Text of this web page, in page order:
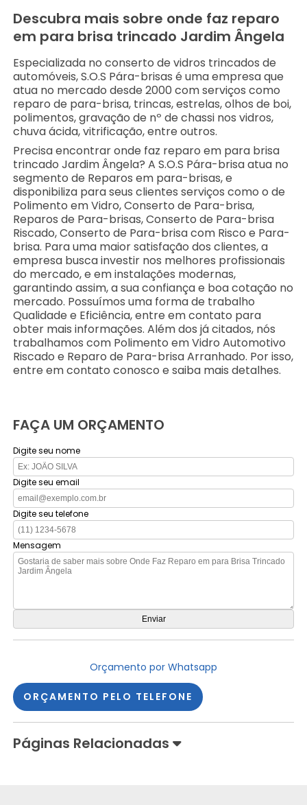
Descubra mais sobre onde faz reparo
em para brisa trincado Jardim Ângela
Especializada no conserto de vidros trincados de
automóveis, S.O.S Pára-brisas é uma empresa que
atua no mercado desde 2000 com serviços como
reparo de para-brisa, trincas, estrelas, olhos de boi,
polimentos, gravação de nº de chassi nos vidros,
chuva ácida, vitrificação, entre outros.
Precisa encontrar onde faz reparo em para brisa
trincado Jardim Ângela? A S.O.S Pára-brisa atua no
segmento de Reparos em para-brisas, e
disponibiliza para seus clientes serviços como o de
Polimento em Vidro, Conserto de Para-brisa,
Reparos de Para-brisas, Conserto de Para-brisa
Riscado, Conserto de Para-brisa com Risco e Para-
brisa. Para uma maior satisfação dos clientes, a
empresa busca investir nos melhores profissionais
do mercado, e em instalações modernas,
garantindo assim, a sua confiança e boa cotação no
mercado. Possuímos uma forma de trabalho
Qualidade e Eficiência, entre em contato para
obter mais informações. Além dos já citados, nós
trabalhamos com Polimento em Vidro Automotivo
Riscado e Reparo de Para-brisa Arranhado. Por isso,
entre em contato conosco e saiba mais detalhes.
FAÇA UM ORÇAMENTO
Digite seu nome
Digite seu email
Digite seu telefone
Mensagem
Orçamento por Whatsapp
ORÇAMENTO PELO TELEFONE
Páginas Relacionadas